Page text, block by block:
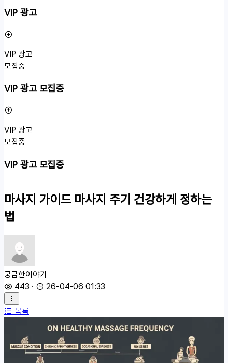
VIP 광고
VIP 광고
모집중
VIP 광고 모집중
VIP 광고
모집중
VIP 광고 모집중
마사지 가이드 마사지 주기 건강하게 정하는
법
궁금한이야기
443 · 26-04-06 01:33
목록